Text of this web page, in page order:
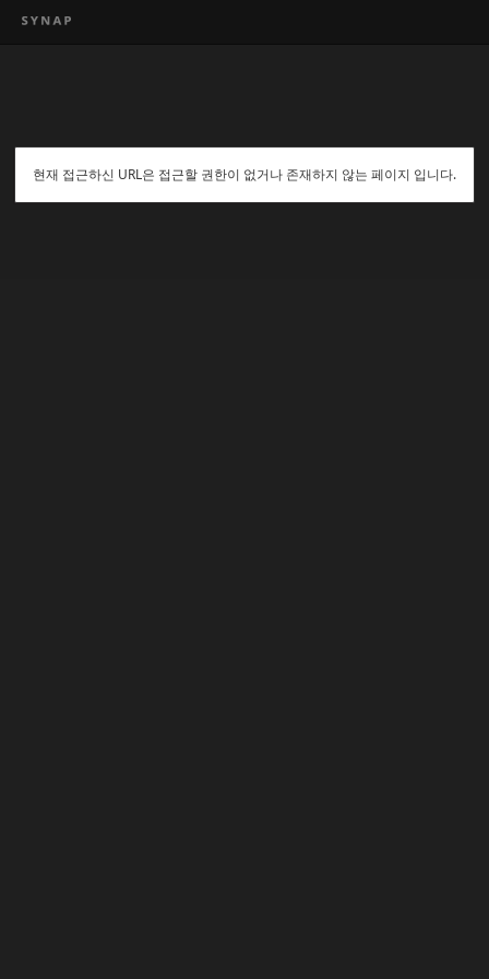
현재 접근하신 URL은 접근할 권한이 없거나 존재하지 않는 페이지 입니다.